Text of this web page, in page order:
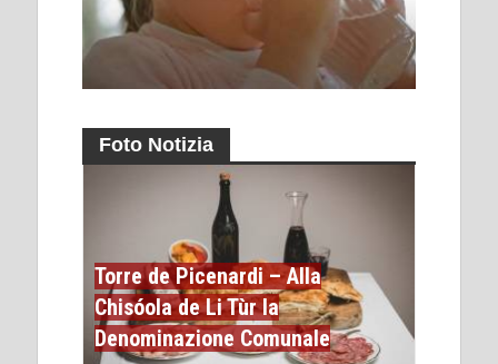
Foto Notizia
Torre de Picenardi – Alla
Chisóola de Li Tùr la
Denominazione Comunale